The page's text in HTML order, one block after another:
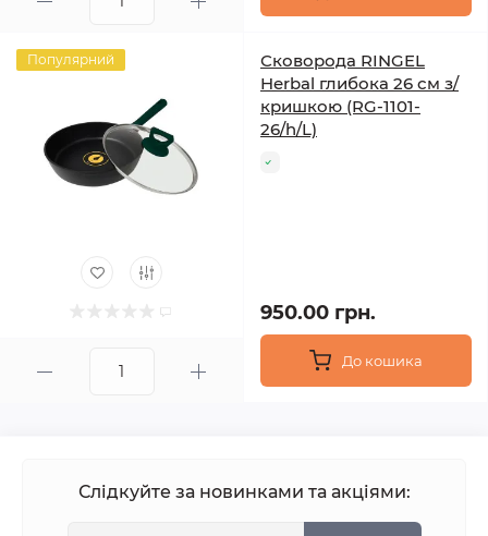
Популярний
Сковорода RINGEL
Herbal глибока 26 см з/
кришкою (RG-1101-
26/h/L)
950.00 грн.
До кошика
Слідкуйте за новинками та акціями: